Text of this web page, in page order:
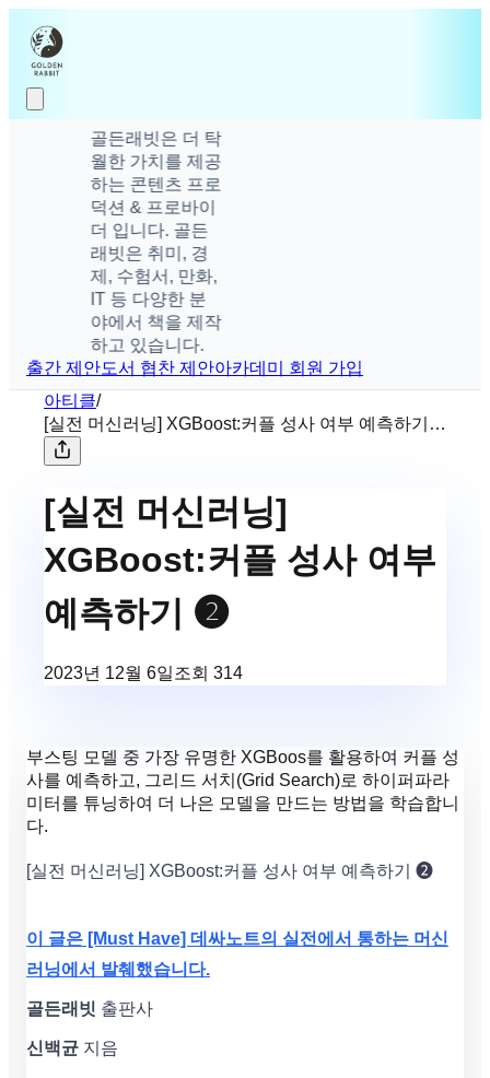
골든래빗은 더 탁
월한 가치를 제공
하는 콘텐츠 프로
덕션 & 프로바이
더 입니다. 골든
래빗은 취미, 경
제, 수험서, 만화,
IT 등 다양한 분
야에서 책을 제작
하고 있습니다.
출간 제안도서 협찬 제안아카데미 회원 가입
아티클/
[실전 머신러닝] XGBoost:커플 성사 여부 예측하기
❷
[실전 머신러닝]
XGBoost:커플 성사 여부
예측하기 ❷
2023년 12월 6일조회 314
부스팅 모델 중 가장 유명한 XGBoos를 활용하여 커플 성
사를 예측하고, 그리드 서치(Grid Search)로 하이퍼파라
미터를 튜닝하여 더 나은 모델을 만드는 방법을 학습합니
다.
[실전 머신러닝] XGBoost:커플 성사 여부 예측하기 ❷
이 글은 [Must Have] 데싸노트의 실전에서 통하는 머신
러닝에서 발췌했습니다.
골든래빗 출판사
신백균 지음